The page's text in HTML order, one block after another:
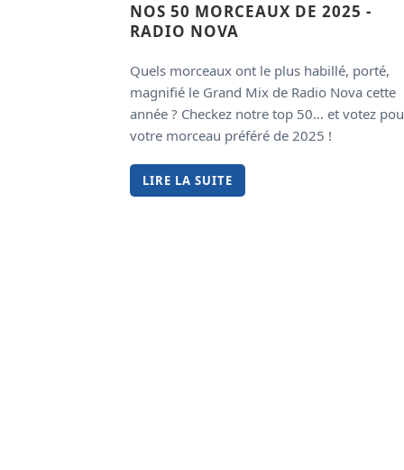
NOS 50 MORCEAUX DE 2025 -
RADIO NOVA
Quels morceaux ont le plus habillé, porté,
magnifié le Grand Mix de Radio Nova cette
année ? Checkez notre top 50… et votez
votre morceau préféré de 2025 !
LIRE LA SUITE